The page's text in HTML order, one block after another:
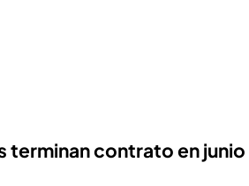
terminan contrato en junio